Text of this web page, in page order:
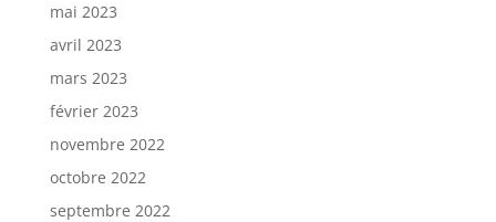
mai 2023
avril 2023
mars 2023
février 2023
novembre 2022
octobre 2022
septembre 2022